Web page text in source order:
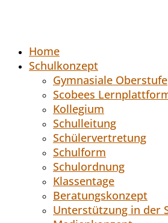
Home
Schulkonzept
Gymnasiale Oberstufe
Scobees
Kollegium
Schulleitung
Schülervertretung
Schulform
Schulordnung
Klassentage
Beratungskonzept
Unterstützung in der